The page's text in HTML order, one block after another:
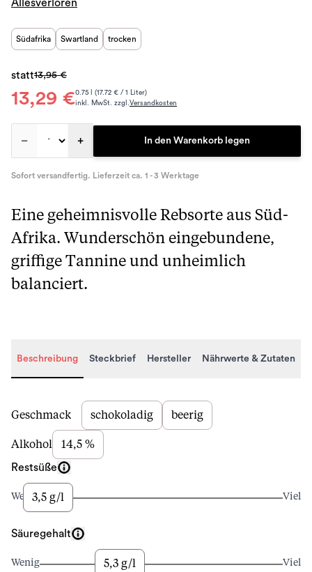
Allesverloren
Südafrika Swartland trocken
13,29 €
statt13,95 €
0.75 l (17.72 € / 1 Liter)
inkl. MwSt. zzgl.Versandkosten
– + In den Warenkorb legen
Sofort versandfertig. Lieferzeit ca. 1 - 3 Werktage
Eine geheimnisvolle Rebsorte aus Süd-
Afrika. Wunderschön eingebundene,
griffige Tannine und unheimlich
balanciert.
Beschreibung Steckbrief Hersteller Nährwerte & Zutaten
Beschreibung
Geschmack schokoladig beerig
Alkohol 14,5 %
Restsüße
Wenig3,5 g/l Viel
Säuregehalt
Wenig 5,3 g/l Viel